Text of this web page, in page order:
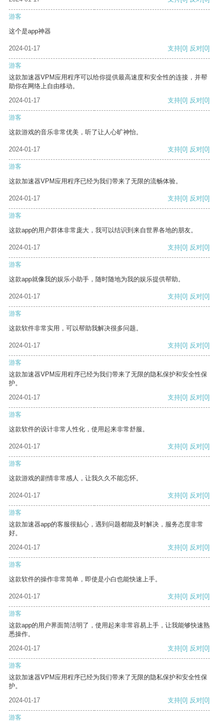
游客
这个是app神器
2024-01-17 支持[0] 反对[0]
游客
这款加速器VPM应用程序可以给你提供最高速度和安全性的连接，并帮
助你在网络上自由移动。
2024-01-17
支持[0] 反对[0]
游客
这款游戏的音乐非常优美，听了让人心旷神怡。
2024-01-17 支持[0] 反对[0]
游客
这款加速器VPM应用程序已经为我们带来了无限的流畅体验。
2024-01-17 支持[0] 反对[0]
游客
这款app的用户群体非常庞大，我可以结识到来自世界各地的朋友。
2024-01-17 支持[0] 反对[0]
游客
这款app就像我的娱乐小助手，随时随地为我的娱乐提供帮助。
2024-01-17 支持[0] 反对[0]
游客
这款软件非常实用，可以帮助我解决很多问题。
2024-01-17 支持[0] 反对[0]
游客
这款加速器VPM应用程序已经为我们带来了无限的隐私保护和安全性保
护。
2024-01-17
支持[0] 反对[0]
游客
这款软件的设计非常人性化，使用起来非常舒服。
2024-01-17 支持[0] 反对[0]
游客
这款游戏的剧情非常感人，让我久久不能忘怀。
2024-01-17 支持[0] 反对[0]
游客
这款加速器app的客服很贴心，遇到问题都能及时解决，服务态度非常
好。
2024-01-17
支持[0] 反对[0]
游客
这款软件的操作非常简单，即使是小白也能快速上手。
2024-01-17 支持[0] 反对[0]
游客
这款app的用户界面简洁明了，使用起来非常容易上手，让我能够快速熟
悉操作。
2024-01-17
支持[0] 反对[0]
游客
这款加速器VPM应用程序已经为我们带来了无限的隐私保护和安全性保
护。
2024-01-17
支持[0] 反对[0]
游客